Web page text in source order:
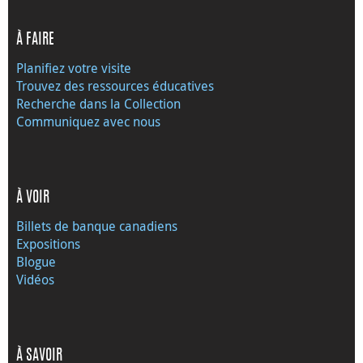
À FAIRE
Planifiez votre visite
Trouvez des ressources éducatives
Recherche dans la Collection
Communiquez avec nous
À VOIR
Billets de banque canadiens
Expositions
Blogue
Vidéos
À SAVOIR